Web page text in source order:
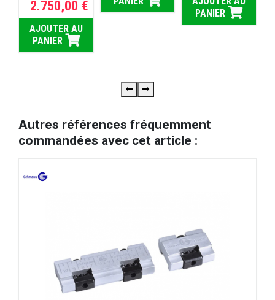
2.750,00 €
AJOUTER AU
PANIER
PANIER
Autres références fréquemment
commandées avec cet article :